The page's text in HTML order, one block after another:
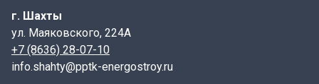
вертикальной нагрузки в тс/м2;
Б – конструктивные особенности.
Пременение:
г. Шахты
ул. Маяковского, 224А
+7 (8636) 28-07-10
info.shahty@pptk-energostroy.ru